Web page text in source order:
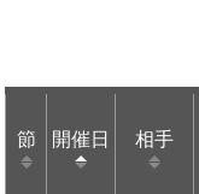
節 開催日 相手
節 開催日 相手